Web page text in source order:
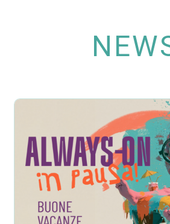
Modalità ferie
Hops